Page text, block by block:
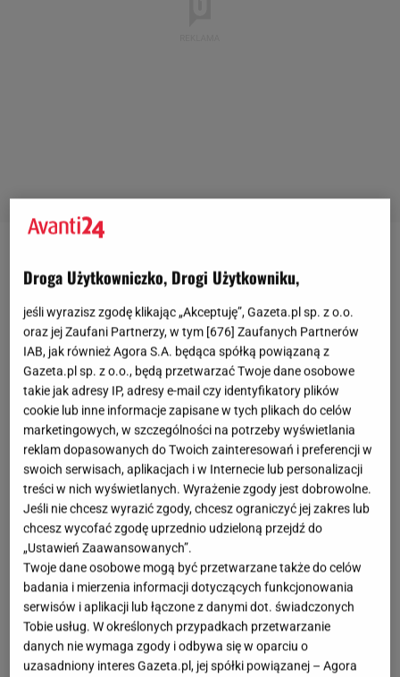
Droga Użytkowniczko, Drogi Użytkowniku,
jeśli wyrazisz zgodę klikając „Akceptuję”, Gazeta.pl sp. z o.o.
oraz jej Zaufani Partnerzy, w tym [676] Zaufanych Partnerów
IAB, jak również Agora S.A. będąca spółką powiązaną z
Gazeta.pl sp. z o.o., będą przetwarzać Twoje dane osobowe
takie jak adresy IP, adresy e-mail czy identyfikatory plików
cookie lub inne informacje zapisane w tych plikach do celów
marketingowych, w szczególności na potrzeby wyświetlania
reklam dopasowanych do Twoich zainteresowań i preferencji w
swoich serwisach, aplikacjach i w Internecie lub personalizacji
treści w nich wyświetlanych. Wyrażenie zgody jest dobrowolne.
Jeśli nie chcesz wyrazić zgody, chcesz ograniczyć jej zakres lub
chcesz wycofać zgodę uprzednio udzieloną przejdź do
„Ustawień Zaawansowanych”.
Twoje dane osobowe mogą być przetwarzane także do celów
badania i mierzenia informacji dotyczących funkcjonowania
serwisów i aplikacji lub łączone z danymi dot. świadczonych
Tobie usług. W określonych przypadkach przetwarzanie
danych nie wymaga zgody i odbywa się w oparciu o
uzasadniony interes Gazeta.pl, jej spółki powiązanej – Agora